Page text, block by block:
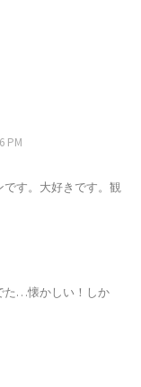
PM
す。大好きです。観
た…懐かしい！しか